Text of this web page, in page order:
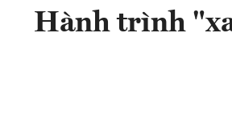
Hành trình